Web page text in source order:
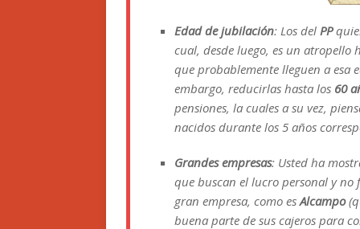
Edad de jubilación: Los del PP
cual, desde luego, es un atropello
que probablemente lleguen a esa
embargo, reducirlas hasta los 60
pensiones, la cuales a su vez,
nacidos durante los 5 años
Grandes empresas: Usted ha
que buscan el lucro personal y no
gran empresa, como esAlcampo
buena parte de sus cajeros para